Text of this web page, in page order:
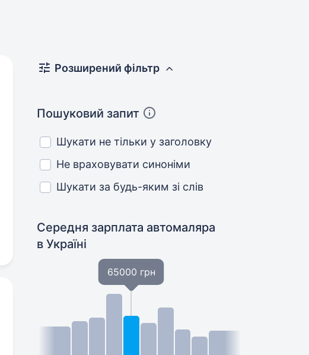
Розширений фільтр
Пошуковий запит
Шукати не тільки у заголовку
Не враховувати синоніми
Шукати за будь-яким зі слів
Середня зарплата автомаляра
в Україні
65000 грн